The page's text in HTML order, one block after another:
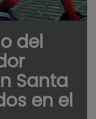
del
Santa
en el